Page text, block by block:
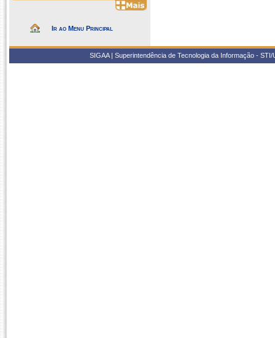
Ir ao Menu Principal
SIGAA | Superintendência de Tecnologia da Informação -